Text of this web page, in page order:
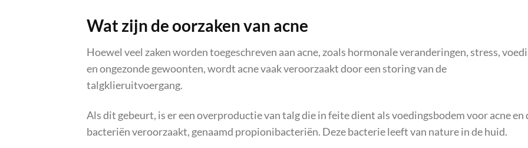
Wat zijn de oorzaken van acne
Hoewel veel zaken worden toegeschreven aan acne, zoals hormonale veranderingen, stress,
en ongezonde gewoonten, wordt acne vaak veroorzaakt door een storing van de
talgklieruitvoergang.
Als dit gebeurt, is er een overproductie van talg die in feite dient als voedingsbodem voor acne en
bacteriën veroorzaakt, genaamd propionibacteriën. Deze bacterie leeft van nature in de huid.